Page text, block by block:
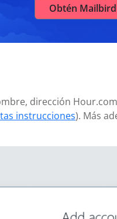
Obtén
dirección
instrucciones). Más